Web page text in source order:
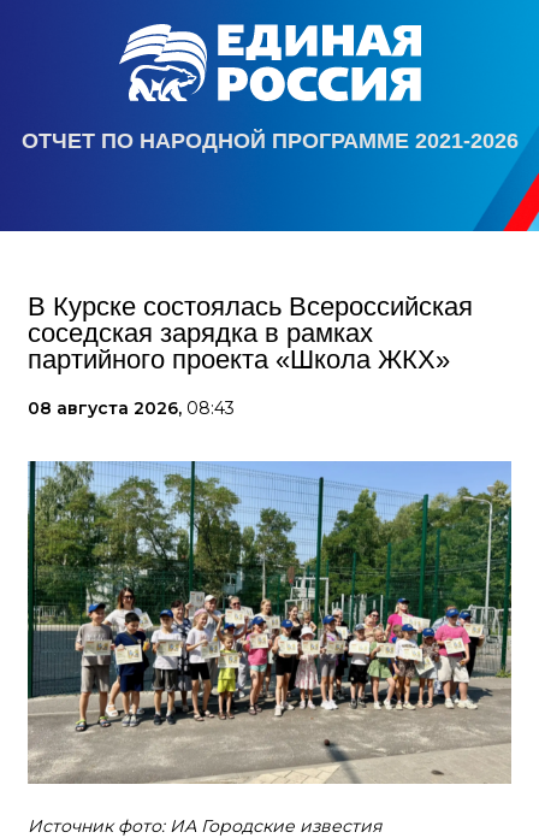
ОТЧЕТ ПО НАРОДНОЙ ПРОГРАММЕ 2021-2026
В Курске состоялась Всероссийская
соседская зарядка в рамках
партийного проекта «Школа ЖКХ»
08 августа 2026, 08:43
Источник фото: ИА Городские известия